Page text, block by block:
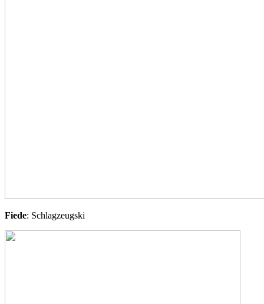
Fiede: Schlagzeugski